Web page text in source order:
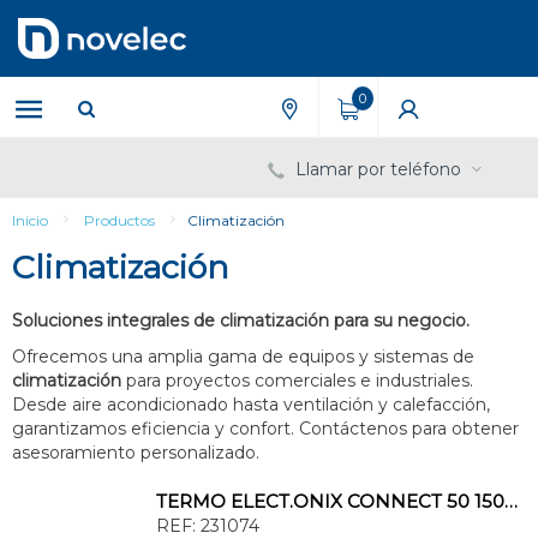
contenido
menú
de
navegación
0
Llamar por teléfono
Inicio Productos Climatización
Climatización
Soluciones integrales de climatización para su negocio.
Ofrecemos una amplia gama de equipos y sistemas de
climatización para proyectos comerciales e industriales.
Desde aire acondicionado hasta ventilación y calefacción,
garantizamos eficiencia y confort. Contáctenos para obtener
asesoramiento personalizado.
TERMO ELECT.ONIX CONNECT 50 1500+750/1000W 230V 25Kg 765x490x310mm MULTIPOS.,B/M
REF: 231074